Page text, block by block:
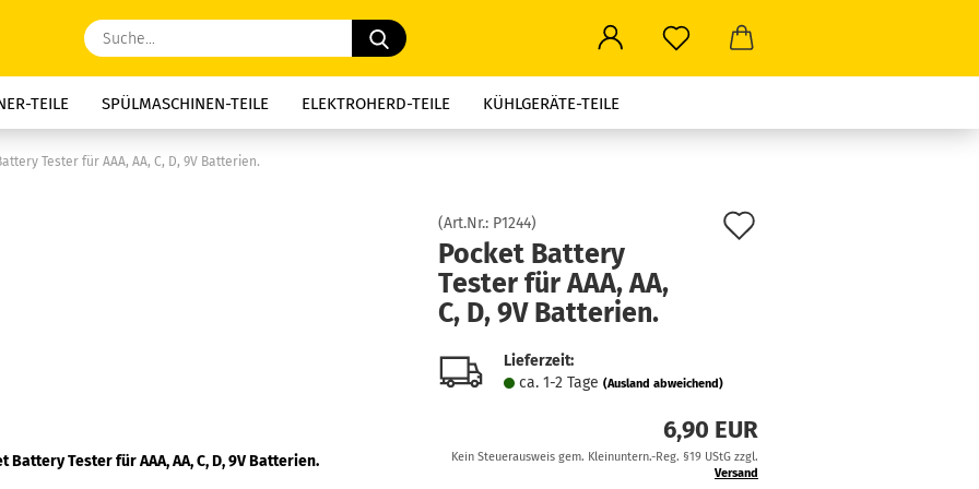
Suche...
TEILE SPÜLMASCHINEN-TEILE ELEKTROHERD-TEILE KÜHLGERÄTE-TEILE
TEILE DUNSTABZUG-TEILE
SCHNÄPPCHEN STROMSTECKER-TRAVEL
Tester für AAA, AA, C, D, 9V Batterien.
(Art.Nr.: P1244)
Pocket Battery
Tester für AAA, AA,
C, D, 9V Batterien.
Lieferzeit:
ca. 1-2 Tage (Ausland abweichend)
6,90 EUR
Kein Steuerausweis gem. Kleinuntern.-Reg. §19 UStG zzgl.
Versand